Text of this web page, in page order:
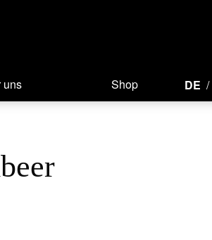
uns Shop DE